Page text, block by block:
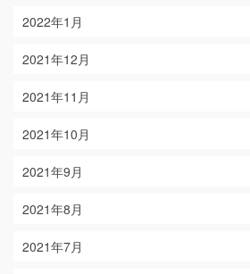
2022年1月
2021年12月
2021年11月
2021年10月
2021年9月
2021年8月
2021年7月